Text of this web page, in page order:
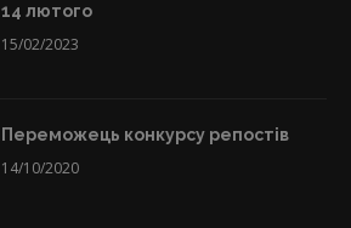
14 лютого
15/02/2023
Переможець конкурсу репостів
14/10/2020